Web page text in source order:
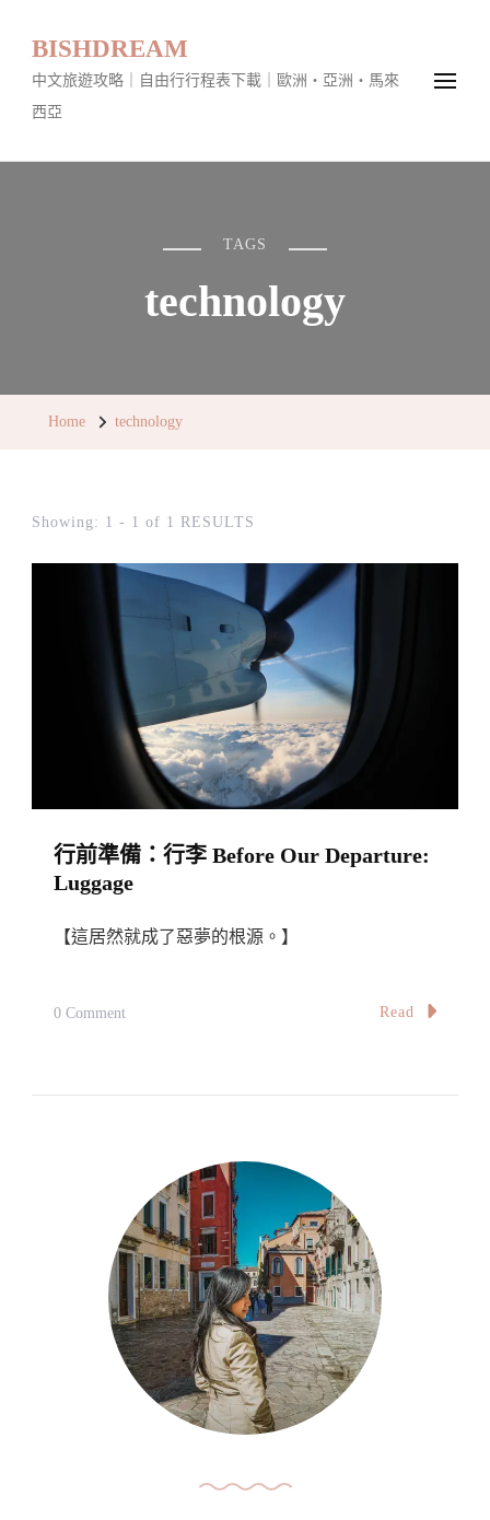
BISHDREAM
中文旅遊攻略｜自由行行程表下載｜歐洲・亞洲・馬來
西亞
TAGS
technology
Home technology
Showing: 1 - 1 of 1 RESULTS
行前準備：行李 Before Our Departure:
Luggage
【這居然就成了惡夢的根源。】
0 CommentOn
Before
Our
Departure:
Luggage
Read